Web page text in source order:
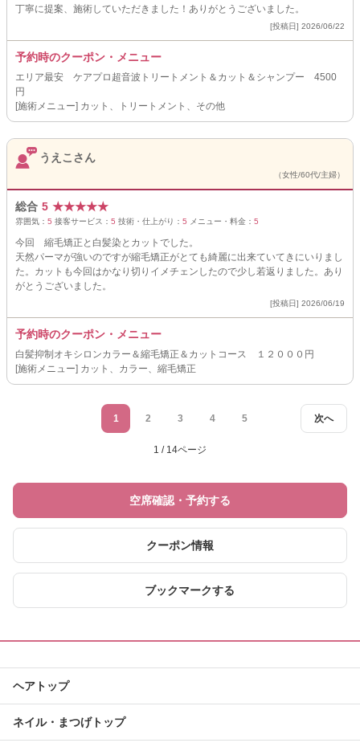
丁寧に提案、施術していただきました！ありがとうございました。
[投稿日] 2026/06/22
予約時のクーポン・メニュー
エリア最安 ケアプロ超音波トリートメント＆カット＆シャンプー 4500
円
[施術メニュー] カット、トリートメント、その他
うえこさん
（女性/60代/主婦）
総合 5 ★★★★★
雰囲気： 5 接客サービス： 5 技術・仕上がり： 5 メニュー・料金： 5
今回 縮毛矯正と白髪染とカットでした。
天然パーマが強いのですが縮毛矯正がとても綺麗に出来ていてきにいりまし
た。カットも今回はかなり切りイメチェンしたので少し若返りました。あり
がとうございました。
[投稿日] 2026/06/19
予約時のクーポン・メニュー
白髪抑制オキシロンカラー＆縮毛矯正＆カットコース １２０００円
[施術メニュー] カット、カラー、縮毛矯正
次へ
1 2 3 4 5
1 / 14ページ
空席確認・予約する
クーポン情報
ブックマークする
ヘアトップ
ネイル・まつげトップ